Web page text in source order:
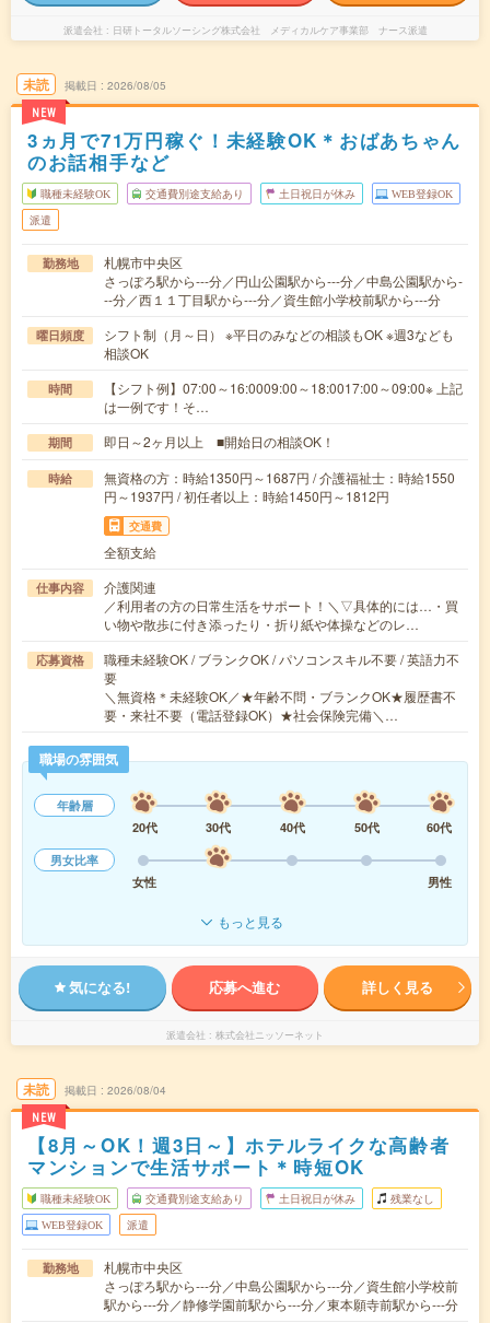
派遣会社 日研トータルソーシング株式会社 メディカルケア事業部 ナース派遣
未読
NEW
掲載日 2026/08/05
3ヵ月で71万円稼ぐ！未経験OK＊おばあちゃん
のお話相手など
職種未経験OK 交通費別途支給あり 土日祝日が休み WEB登録OK
派遣
勤務地
札幌市中央区
さっぽろ駅から---分／円山公園駅から---分／中島公園駅から-
--分／西１１丁目駅から---分／資生館小学校前駅から---分
曜日頻度
シフト制（月～日） ※平日のみなどの相談もOK ※週3なども
相談OK
時間
【シフト例】07:00～16:0009:00～18:0017:00～09:00※ 上記
は一例です！そ…
期間 即日～2ヶ月以上 ■開始日の相談OK！
時給
無資格の方：時給1350円～1687円 / 介護福祉士：時給1550
円～1937円 / 初任者以上：時給1450円～1812円
交通費
全額支給
仕事内容
介護関連
／利用者の方の日常生活をサポート！＼▽具体的には…・買
い物や散歩に付き添ったり・折り紙や体操などのレ…
応募資格
職種未経験OK / ブランクOK / パソコンスキル不要 / 英語力不
要
＼無資格＊未経験OK／★年齢不問・ブランクOK★履歴書不
要・来社不要（電話登録OK）★社会保険完備＼…
職場の雰囲気
年齢層
20代
30代 40代 50代
60代
男女比率
女性
男性
もっと見る
気になる! 応募へ進む 詳しく見る
派遣会社 株式会社ニッソーネット
未読
NEW
掲載日 2026/08/04
【8月～OK！週3日～】ホテルライクな高齢者
マンションで生活サポート＊時短OK
職種未経験OK 交通費別途支給あり 土日祝日が休み 残業なし
WEB登録OK 派遣
勤務地
札幌市中央区
さっぽろ駅から---分／中島公園駅から---分／資生館小学校前
駅から---分／静修学園前駅から---分／東本願寺前駅から---分